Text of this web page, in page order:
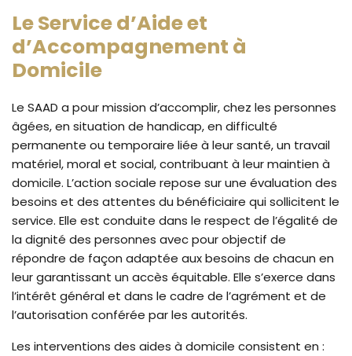
Le Service d’Aide et
d’Accompagnement à
Domicile
Le SAAD a pour mission d’accomplir, chez les personnes
âgées, en situation de handicap, en difficulté
permanente ou temporaire liée à leur santé, un travail
matériel, moral et social, contribuant à leur maintien à
domicile. L’action sociale repose sur une évaluation des
besoins et des attentes du bénéficiaire qui sollicitent le
service. Elle est conduite dans le respect de l’égalité de
la dignité des personnes avec pour objectif de
répondre de façon adaptée aux besoins de chacun en
leur garantissant un accès équitable. Elle s’exerce dans
l’intérêt général et dans le cadre de l’agrément et de
l’autorisation conférée par les autorités.
Les interventions des aides à domicile consistent en :